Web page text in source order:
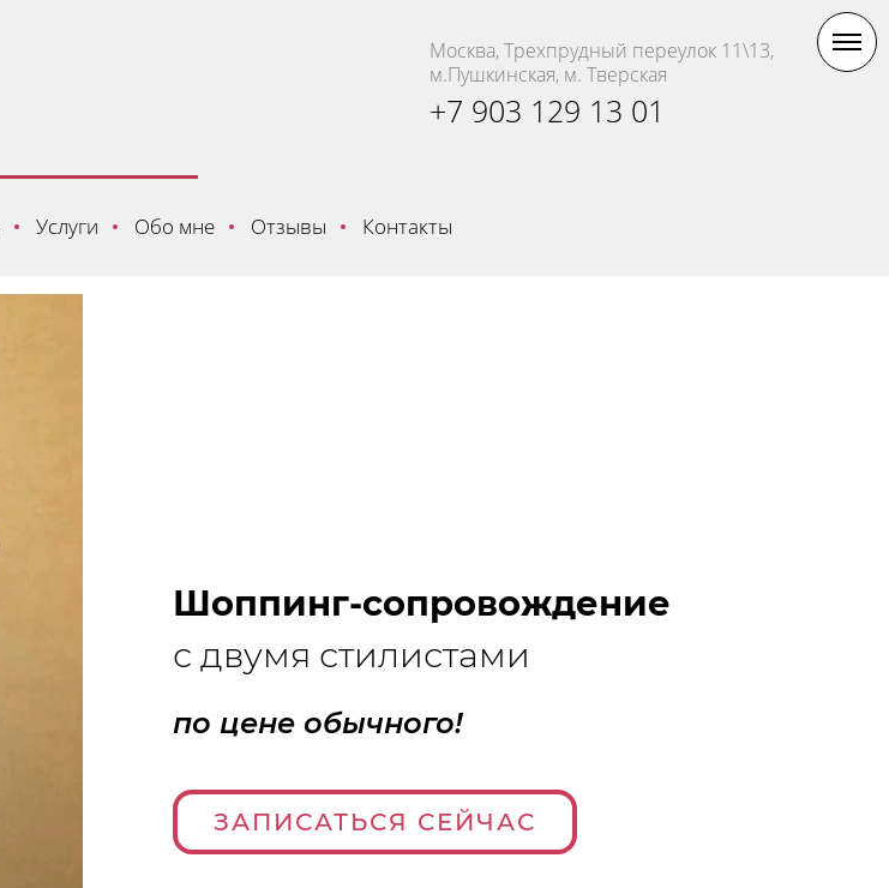
Москва, Трехпрудный переулок 11\13,
м.Пушкинская, м. Тверская
+7 903 129 13 01
Услуги Обо мне Отзывы Контакты
Шоппинг-сопровождение
с двумя стилистами
по цене обычного!
ЗАПИСАТЬСЯ СЕЙЧАС